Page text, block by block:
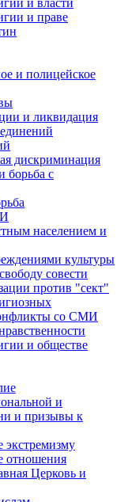
и власти
и праве
и полицейское
и ликвидация
дискриминация
борьба с
населением и
культуры
совести
против "сект"
со СМИ
и обществе
и
и призывы к
экстремизму
отношения
Церковь и